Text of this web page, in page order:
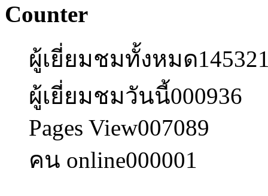
Counter
ผู้เยี่ยมชมทั้งหมด
ผู้เยี่ยมชมวันนี้000936
Pages View007089
คน online000001